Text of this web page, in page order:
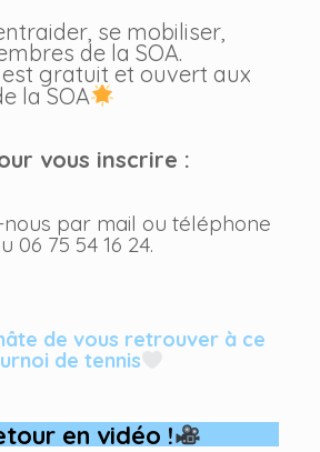
se mobiliser,
de la SOA.
est gratuit et ouvert aux
la SOA
vous inscrire :
par mail ou téléphone
06 75 54 16 24.
de vous retrouver à ce
de tennis
en vidéo !